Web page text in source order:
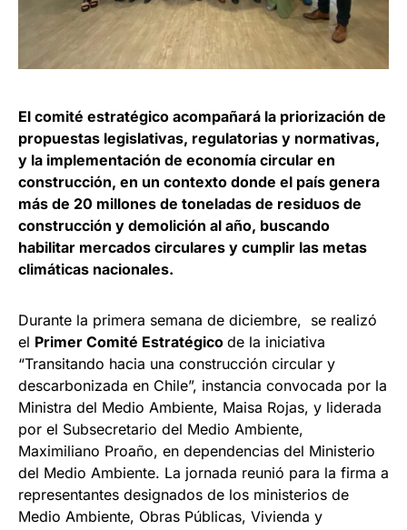
El comité estratégico acompañará la priorización de
propuestas legislativas, regulatorias y normativas,
y la implementación de economía circular en
construcción, en un contexto donde el país genera
más de 20 millones de toneladas de residuos de
construcción y demolición al año, buscando
habilitar mercados circulares y cumplir las metas
climáticas nacionales.
Durante la primera semana de diciembre, se realizó
el Primer Comité Estratégico de la iniciativa
“Transitando hacia una construcción circular y
descarbonizada en Chile”, instancia convocada por la
Ministra del Medio Ambiente, Maisa Rojas, y liderada
por el Subsecretario del Medio Ambiente,
Maximiliano Proaño, en dependencias del Ministerio
del Medio Ambiente. La jornada reunió para la firma a
representantes designados de los ministerios de
Medio Ambiente, Obras Públicas, Vivienda y